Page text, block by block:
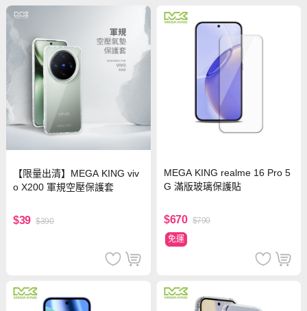
【限量出清】MEGA KING viv
o X200 軍規空壓保護套
$39 $390
MEGA KING realme 16 Pro 5
G 滿版玻璃保護貼
$670 $790
免運